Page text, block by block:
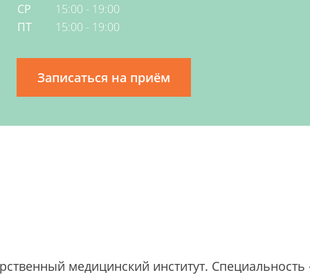
РЕКВИЗИТЫ
СР
15:00 - 19:00
ПТ
15:00 - 19:00
Записаться на приём
медицинский институт. Специальность